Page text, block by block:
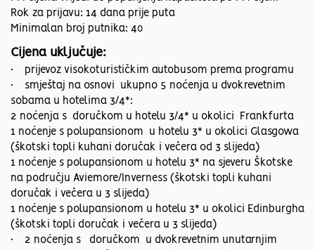
Rok za prijavu: 14 dana prije puta
Minimalan broj putnika: 40
Cijena uključuje:
• prijevoz visokoturističkim autobusom prema programu
• smještaj na osnovi ukupno 5 noćenja u dvokrevetnim
sobama u hotelima 3/4*:
2 noćenja s doručkom u hotelu 3/4* u okolici Frankfurta
1 noćenje s polupansionom u hotelu 3* u okolici Glasgowa
(škotski topli kuhani doručak i večera od 3 slijeda)
1 noćenje s polupansionom u hotelu 3* na sjeveru Škotske
na području Aviemore/Inverness (škotski topli kuhani
doručak i večera u 3 slijeda)
1 noćenje s polupansionom u hotelu 3* u okolici Edinburgha
(škotski topli doručak i večera u 3 slijeda)
• 2 noćenja s doručkom u dvokrevetnim unutarnjim